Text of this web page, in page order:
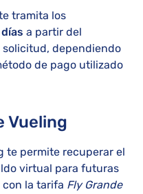
tramita los
a partir del
solicitud, dependiendo
de pago utilizado
Vueling
te permite recuperar el
virtual para futuras
con la tarifa Fly Grande